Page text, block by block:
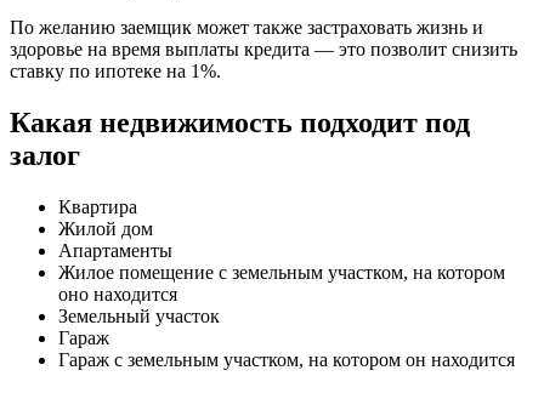
По желанию заемщик может также застраховать жизнь и
здоровье на время выплаты кредита — это позволит снизить
ставку по ипотеке на 1%.
Какая недвижимость подходит под
залог
Квартира
Жилой дом
Апартаменты
Жилое помещение с земельным участком, на котором
оно находится
Земельный участок
Гараж
Гараж с земельным участком, на котором он находится